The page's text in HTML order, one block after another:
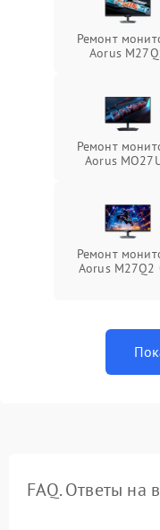
Ремонт
Aorus
Ремонт
Aorus
Ремонт
Aorus M27Q2
FAQ. Ответы на